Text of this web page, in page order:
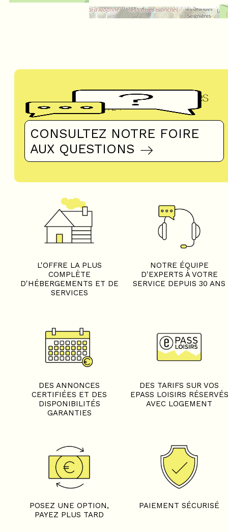
Questions fréquentes
UN DOUTE ?
CONSULTEZ NOTRE FOIRE
AUX QUESTIONS
L'OFFRE LA PLUS
COMPLÈTE
D'HÉBERGEMENTS ET DE
SERVICES
NOTRE ÉQUIPE
D'EXPERTS À VOTRE
SERVICE DEPUIS 30 ANS
DES ANNONCES
CERTIFIÉES ET DES
DISPONIBILITÉS
GARANTIES
DES TARIFS SUR VOS
EPASS LOISIRS RÉSERVÉS
AVEC LOGEMENT
POSEZ UNE OPTION,
PAYEZ PLUS TARD
PAIEMENT SÉCURISÉ